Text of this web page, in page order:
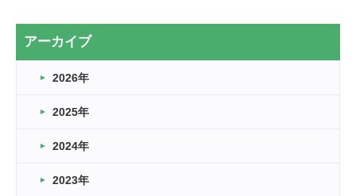
2026.03.20
なぎなた
2026.03.16
車いすバスケとRくんのお話
卒業・卒園の季節★
アーカイブ
2026年
2025年
2024年
2023年